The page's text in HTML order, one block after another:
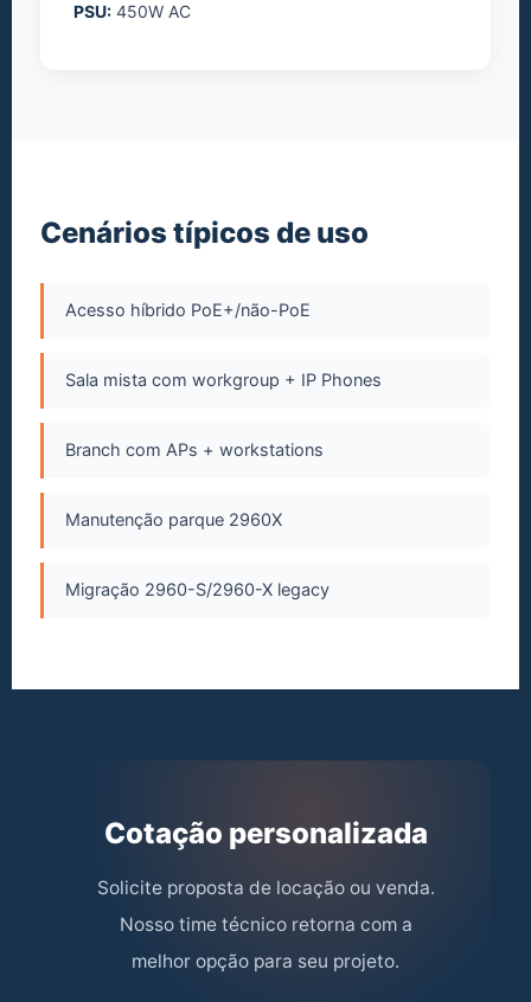
PSU: 450W AC
Cenários típicos de uso
Acesso híbrido PoE+/não-PoE
Sala mista com workgroup + IP Phones
Branch com APs + workstations
Manutenção parque 2960X
Migração 2960-S/2960-X legacy
Cotação personalizada
Solicite proposta de locação ou venda.
Nosso time técnico retorna com a
melhor opção para seu projeto.